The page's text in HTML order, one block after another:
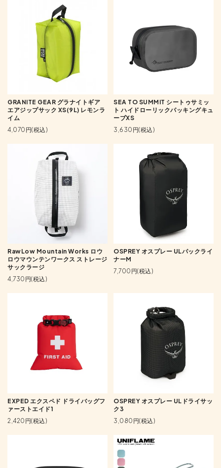
GRANITE GEAR グラナイトギア
エアジップサック XS(9L) レモンラ
イム
4,070円(税込)
SEA TO SUMMIT シートゥサミッ
ト ハイドローリックパッキングキュ
ーブXS
3,630円(税込)
RawLow Mountain Works ロウ
ロウマウンテンワークス ストレージ
サックラージ
4,730円(税込)
OSPREY オスプレー ULパックライ
ナーM
7,700円(税込)
EXPED エクスペド ドライバッグフ
ァーストエイド1
2,420円(税込)
OSPREY オスプレー ULドライサッ
ク3
3,080円(税込)